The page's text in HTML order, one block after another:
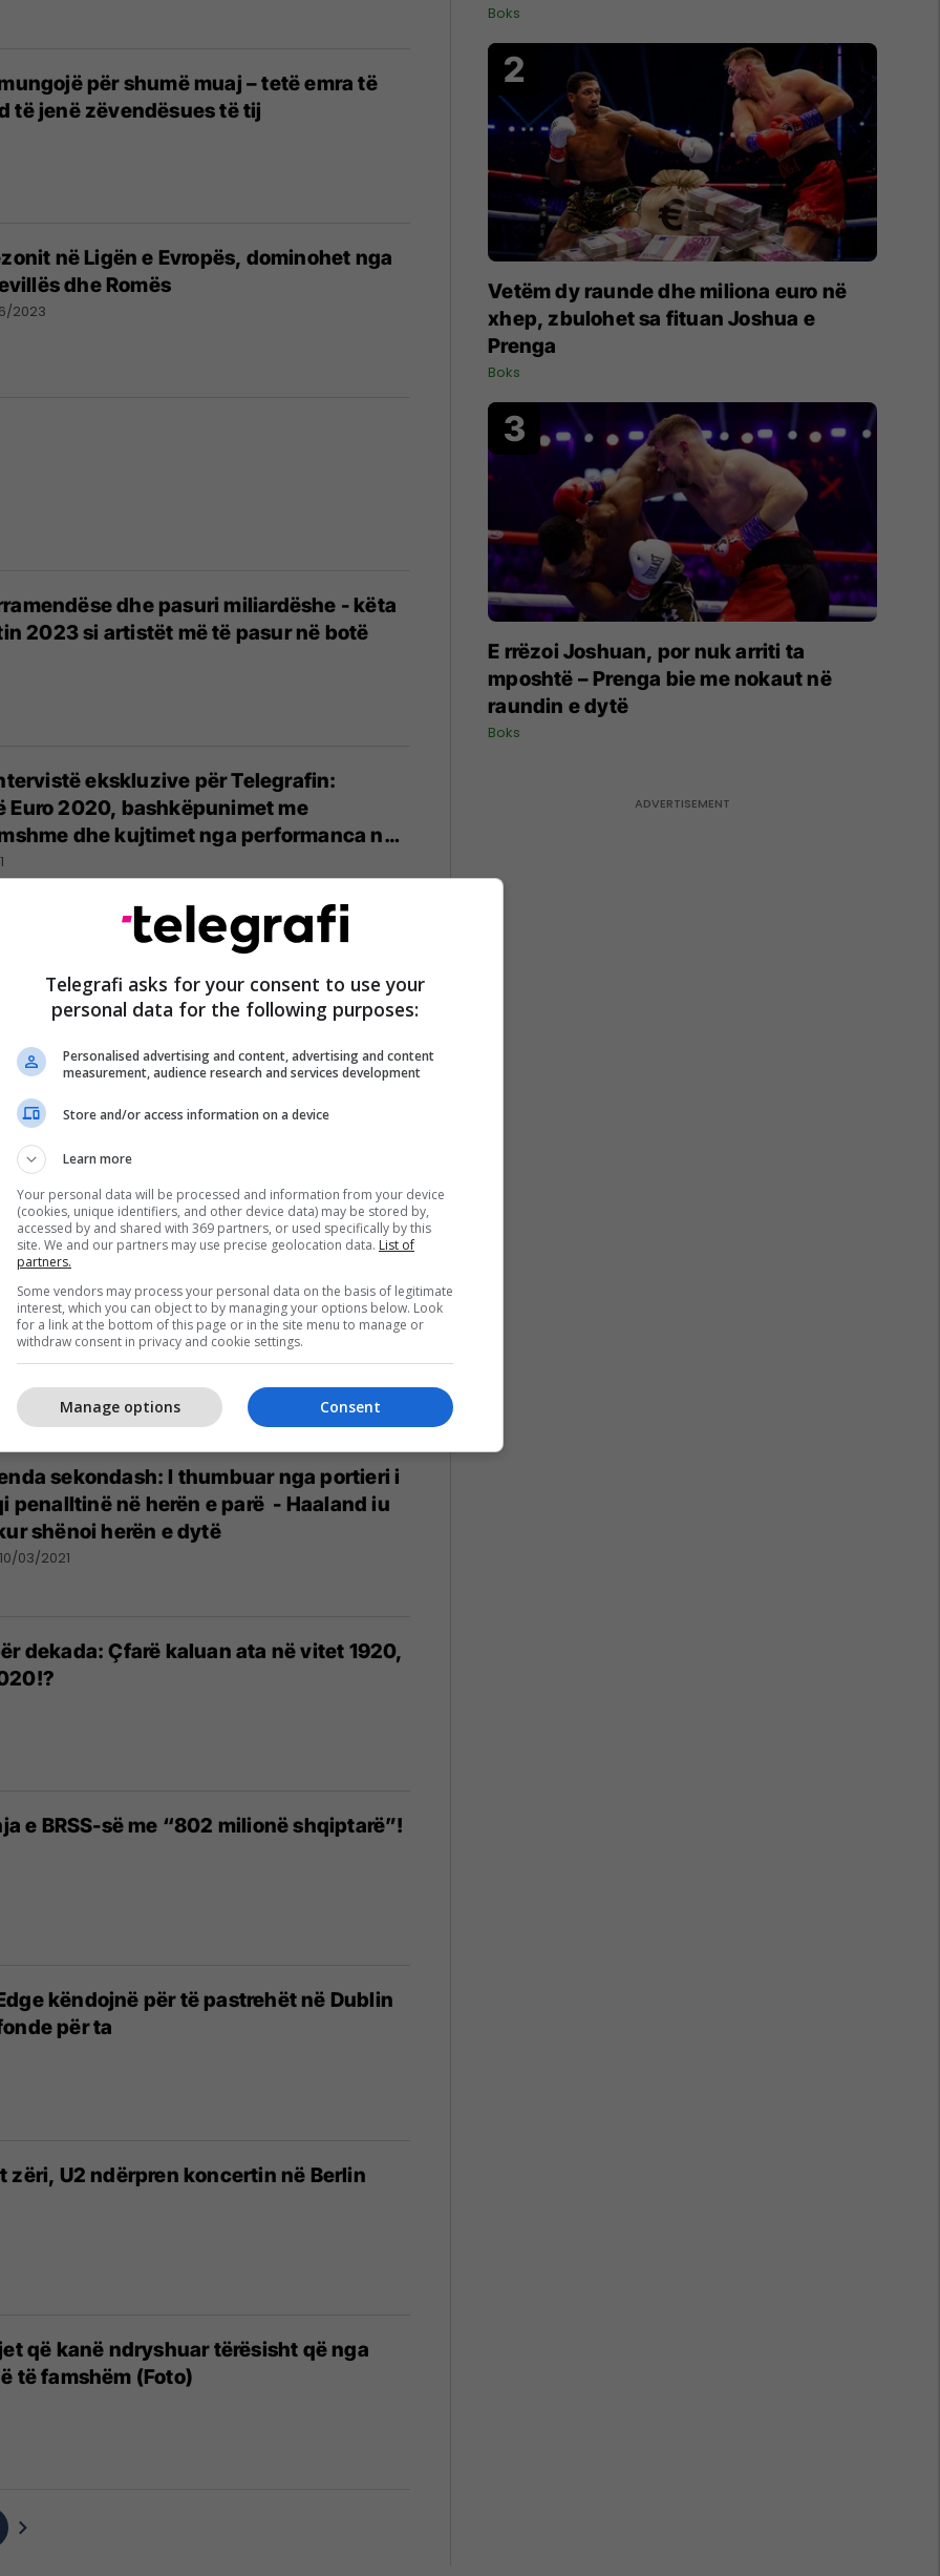
për shumë muaj – tetë emra të
të jenë zëvendësues të tij
në Ligën e Evropës, dominohet nga
dhe Romës
2023
dhe pasuri miliardëshe - këta
2023 si artistët më të pasur në botë
ekskluzive për Telegrafin:
Euro 2020, bashkëpunimet me
dhe kujtimet nga performanca në
– Portieri i Sevillas shënon në shtesë
të tij një pikë ndaj Valladolidit
reagimin e tij në fytyrën e portierit të
atë që ndodhi në rastin e penalltisë
sekondash: I thumbuar nga portieri i
penalltinë në herën e parë - Haaland iu
shënoi herën e dytë
10/03/2021
dekada: Çfarë kaluan ata në vitet 1920,
e BRSS-së me “802 milionë shqiptarë”!
këndojnë për të pastrehët në Dublin
për ta
zëri, U2 ndërpren koncertin në Berlin
që kanë ndryshuar tërësisht që nga
të famshëm (Foto)
Boks
Vetëm dy raunde dhe miliona euro në
xhep, zbulohet sa fituan Joshua e
Prenga
Boks
E rrëzoi Joshuan, por nuk arriti ta
mposhtë – Prenga bie me nokaut në
raundin e dytë
Boks
Telegrafi asks for your consent to use your
personal data for the following purposes:
Personalised advertising and content, advertising and content
measurement, audience research and services development
Store and/or access information on a device
Learn more
Your personal data will be processed and information from your device
(cookies, unique identifiers, and other device data) may be stored by,
accessed by and shared with 369 partners, or used specifically by this
site. We and our partners may use precise geolocation data. List of
partners.
Some vendors may process your personal data on the basis of legitimate
interest, which you can object to by managing your options below. Look
for a link at the bottom of this page or in the site menu to manage or
withdraw consent in privacy and cookie settings.
Consent
Manage options